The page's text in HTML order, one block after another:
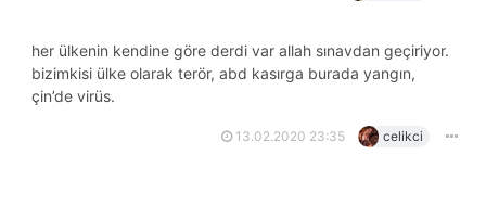
her ülkenin kendine göre derdi var allah sınavdan geçiriyor.
bizimkisi ülke olarak terör, abd kasırga burada yangın,
çin’de virüs.
13.02.2020 23:35 celikci